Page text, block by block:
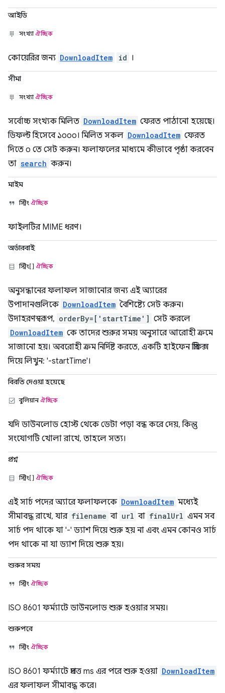
আইডি
সংখ্যাঐচ্ছিক
কোয়েরির জন্য DownloadItem id ।
সীমা
সংখ্যাঐচ্ছিক
সর্বোচ্চ সংখ্যক মিলিত DownloadItem ফেরত পাঠানো হয়েছে।
ডিফল্ট হিসেবে ১০০০। মিলিত সকল DownloadItem ফেরত
দিতে ০ তে সেট করুন। ফলাফলের মাধ্যমে কীভাবে পৃষ্ঠা করবেন
তা search করুন।
মাইম
স্ট্রিং ঐচ্ছিক
ফাইলটির MIME ধরণ।
অর্ডারবাই
স্ট্রিং[] ঐচ্ছিক
অনুসন্ধানের ফলাফল সাজানোর জন্য এই অ্যারের
উপাদানগুলিকে DownloadItem বৈশিষ্ট্যে সেট করুন।
উদাহরণস্বরূপ, orderBy=['startTime'] সেট করলে
DownloadItem কে তাদের শুরুর সময় অনুসারে আরোহী ক্রমে
সাজানো হয়। অবরোহী ক্রম নির্দিষ্ট করতে, একটি হাইফেন প্রিফিক্স
দিয়ে লিখুন: '-startTime'।
বিরতি দেওয়া হয়েছে
বুলিয়ানঐচ্ছিক
যদি ডাউনলোড হোস্ট থেকে ডেটা পড়া বন্ধ করে দেয়, কিন্তু
সংযোগটি খোলা রাখে, তাহলে সত্য।
প্রশ্ন
স্ট্রিং[] ঐচ্ছিক
এই সার্চ পদের অ্যারে ফলাফলকে DownloadItem মধ্যেই
সীমাবদ্ধ রাখে, যার filename বা url বা finalUrl এমন সব
সার্চ পদ থাকে যা '-' ড্যাশ দিয়ে শুরু হয় না এবং এমন কোনও সার্চ
পদ থাকে না যা ড্যাশ দিয়ে শুরু হয়।
শুরুর সময়
স্ট্রিং ঐচ্ছিক
ISO 8601 ফর্ম্যাটে ডাউনলোড শুরু হওয়ার সময়।
শুরুপরে
স্ট্রিং ঐচ্ছিক
ISO 8601 ফর্ম্যাটে প্রদত্ত ms এর পরে শুরু হওয়া DownloadItem
এর ফলাফল সীমাবদ্ধ করে।